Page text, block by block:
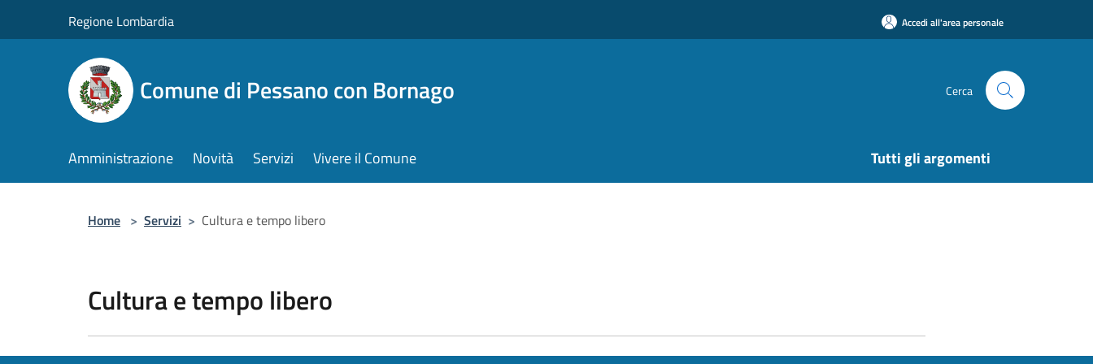
Regione Lombardia Accedi all'area personale
Comune di Pessano con Bornago Cerca
Amministrazione Novità Servizi Vivere il Comune Tutti gli argomenti
Home > Servizi > Cultura e tempo libero
Cultura e tempo libero